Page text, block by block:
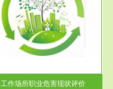
工作场所职业危害现状评价